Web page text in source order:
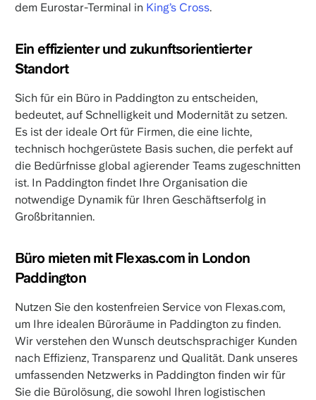
dem Eurostar-Terminal in King’s Cross.
Ein effizienter und zukunftsorientierter
Standort
Sich für ein Büro in Paddington zu entscheiden,
bedeutet, auf Schnelligkeit und Modernität zu setzen.
Es ist der ideale Ort für Firmen, die eine lichte,
technisch hochgerüstete Basis suchen, die perfekt auf
die Bedürfnisse global agierender Teams zugeschnitten
ist. In Paddington findet Ihre Organisation die
notwendige Dynamik für Ihren Geschäftserfolg in
Großbritannien.
Büro mieten mit Flexas.com in London
Paddington
Nutzen Sie den kostenfreien Service von Flexas.com,
um Ihre idealen Büroräume in Paddington zu finden.
Wir verstehen den Wunsch deutschsprachiger Kunden
nach Effizienz, Transparenz und Qualität. Dank unseres
umfassenden Netzwerks in Paddington finden wir für
Sie die Bürolösung, die sowohl Ihren logistischen